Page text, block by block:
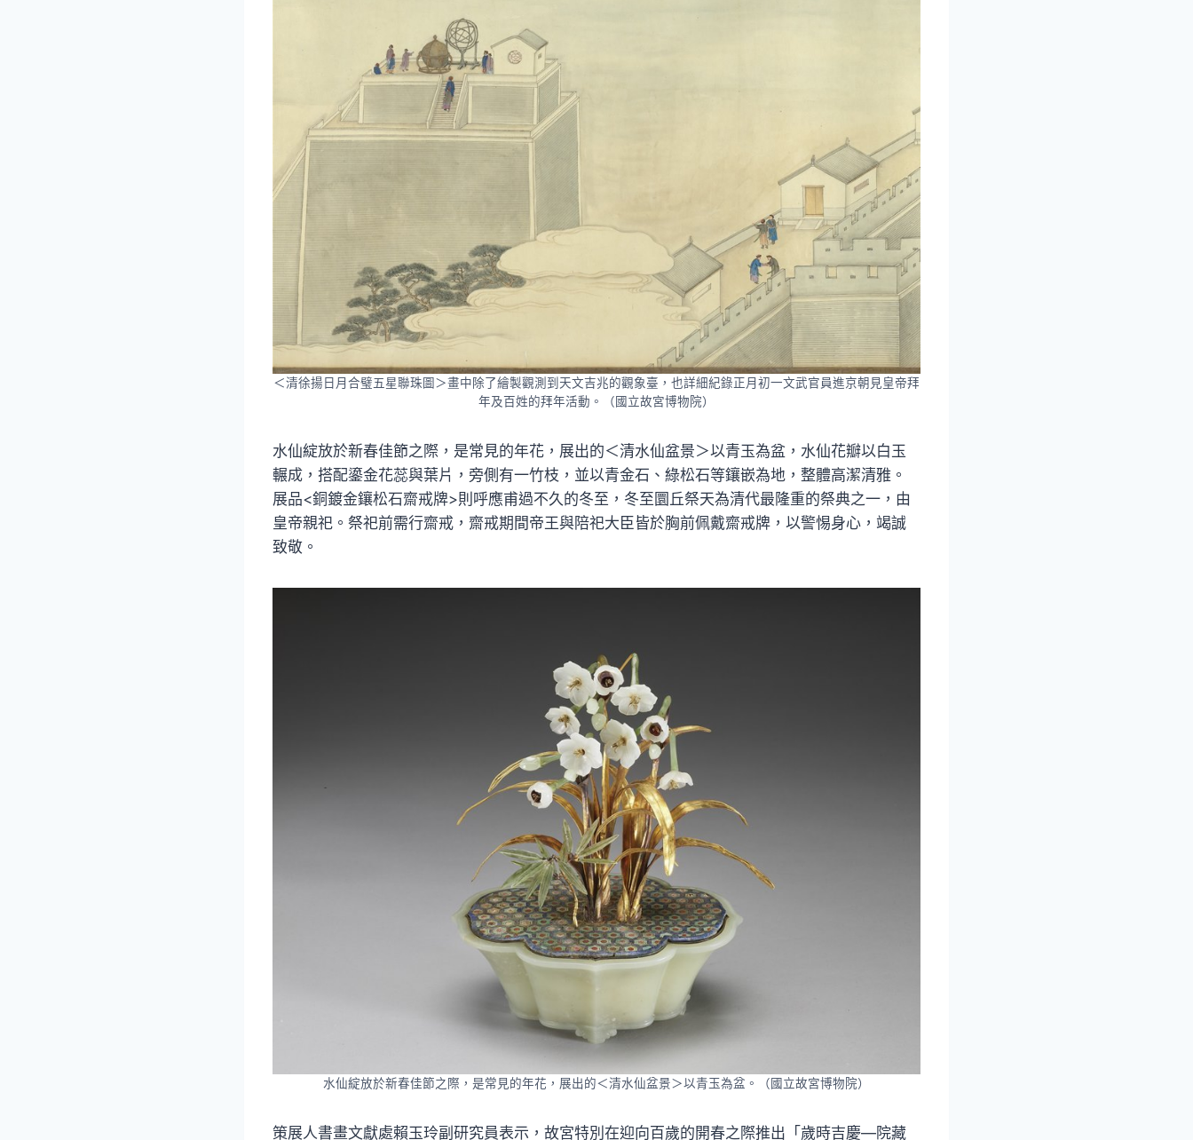
＜清徐揚日月合璧五星聯珠圖＞畫中除了繪製觀測到天文吉兆的觀象臺，也詳細紀錄正月初一文武官員進京朝見皇帝拜
年及百姓的拜年活動。（國立故宮博物院）
水仙綻放於新春佳節之際，是常見的年花，展出的＜清水仙盆景＞以青玉為盆，水仙花瓣以白玉
輾成，搭配鎏金花蕊與葉片，旁側有一竹枝，並以青金石、綠松石等鑲嵌為地，整體高潔清雅。
展品<銅鍍金鑲松石齋戒牌>則呼應甫過不久的冬至，冬至圜丘祭天為清代最隆重的祭典之一，由
皇帝親祀。祭祀前需行齋戒，齋戒期間帝王與陪祀大臣皆於胸前佩戴齋戒牌，以警惕身心，竭誠
致敬。
水仙綻放於新春佳節之際，是常見的年花，展出的＜清水仙盆景＞以青玉為盆。（國立故宮博物院）
策展人書畫文獻處賴玉玲副研究員表示，故宮特別在迎向百歲的開春之際推出「歲時吉慶—院藏